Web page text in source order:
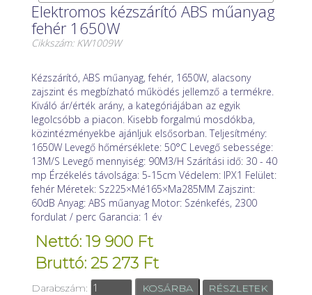
Elektromos kézszárító ABS műanyag
fehér 1650W
Cikkszám: KW1009W
Kézszárító, ABS műanyag, fehér, 1650W, alacsony
zajszint és megbízható működés jellemző a termékre.
Kiváló ár/érték arány, a kategóriájában az egyik
legolcsóbb a piacon. Kisebb forgalmú mosdókba,
közintézményekbe ajánljuk elsősorban. Teljesítmény:
1650W Levegő hőmérséklete: 50°C Levegő sebessége:
13M/S Levegő mennyiség: 90M3/H Szárítási idő: 30 - 40
mp Érzékelés távolsága: 5-15cm Védelem: IPX1 Felület:
fehér Méretek: Sz225×Mé165×Ma285MM Zajszint:
60dB Anyag: ABS műanyag Motor: Szénkefés, 2300
fordulat / perc Garancia: 1 év
Nettó: 19 900 Ft
Bruttó: 25 273 Ft
Darabszám: RÉSZLETEK